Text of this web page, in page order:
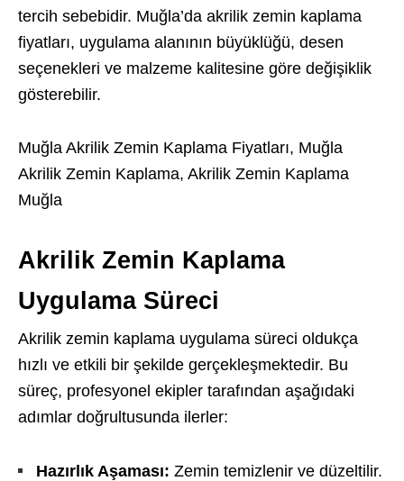
tercih sebebidir. Muğla’da akrilik zemin kaplama
fiyatları, uygulama alanının büyüklüğü, desen
seçenekleri ve malzeme kalitesine göre değişiklik
gösterebilir.
Muğla Akrilik Zemin Kaplama Fiyatları, Muğla
Akrilik Zemin Kaplama, Akrilik Zemin Kaplama
Muğla
Akrilik Zemin Kaplama
Uygulama Süreci
Akrilik zemin kaplama uygulama süreci oldukça
hızlı ve etkili bir şekilde gerçekleşmektedir. Bu
süreç, profesyonel ekipler tarafından aşağıdaki
adımlar doğrultusunda ilerler:
Hazırlık Aşaması: Zemin temizlenir ve düzeltilir.